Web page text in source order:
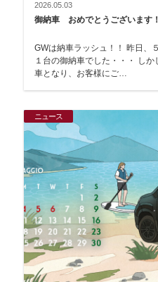
2026.05.03
御納車 おめでとうございます！
GWは納車ラッシュ！！ 昨日、５月２日（土）は、かなりレアな
１台の御納車でした・・・ しかし、私のミスで２日遅れの御納
車となり、お客様にご…
ニュース